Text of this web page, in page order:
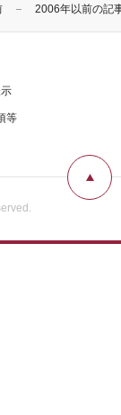
2006年以前の記
等